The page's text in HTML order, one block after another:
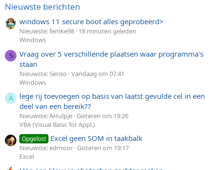
Nieuwste berichten
windows 11 secure boot alles geprobeerd>
Nieuwste: femke98 18 minuten geleden
Windows
S
Vraag over 5 verschillende plaatsen waar programma's
staan
Nieuwste: Senso Vandaag om 07:41
Windows
A
lege rij toevoegen op basis van laatst gevulde cel in een
deel van een bereik??
Nieuwste: AHulpje Gisteren om 19:26
VBA (Visual Basic for Appl.)
Opgelost Excel geen SOM in taakbalk
Nieuwste: edmoor Gisteren om 19:17
Excel